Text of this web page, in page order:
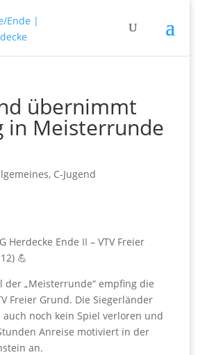
übernimmt
in Meisterrunde
, C-Jugend
Herdecke Ende II – VTV Freier
💪
der „Meisterrunde“ empfing die
Freier Grund. Die Siegerländer
noch kein Spiel verloren und
Anreise motiviert in der
an.